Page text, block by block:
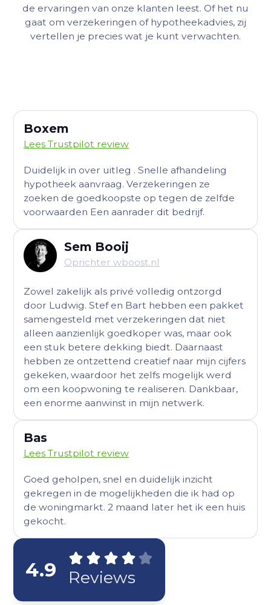
de ervaringen van onze klanten leest. Of het nu
gaat om verzekeringen of hypotheekadvies, zij
vertellen je precies wat je kunt verwachten.
Boxem
Lees Trustpilot review
Duidelijk in over uitleg . Snelle afhandeling
hypotheek aanvraag. Verzekeringen ze
zoeken de goedkoopste op tegen de zelfde
voorwaarden Een aanrader dit bedrijf.
Sem Booij
Oprichter wboost.nl
Zowel zakelijk als privé volledig ontzorgd
door Ludwig. Stef en Bart hebben een pakket
samengesteld met verzekeringen dat niet
alleen aanzienlijk goedkoper was, maar ook
een stuk betere dekking biedt. Daarnaast
hebben ze ontzettend creatief naar mijn cijfers
gekeken, waardoor het zelfs mogelijk werd
om een koopwoning te realiseren. Dankbaar,
een enorme aanwinst in mijn netwerk.
Bas
Lees Trustpilot review
Goed geholpen, snel en duidelijk inzicht
gekregen in de mogelijkheden die ik had op
de woningmarkt. 2 maand later het ik een huis
gekocht.
4.9 Reviews